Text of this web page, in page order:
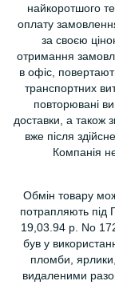
найкоротшого
оплату
за своєю
отримання
в офіс,
транспортних
повторювані
доставки, а також
вже після
Компанія
Обмін товару
потрапляють під
19,03.94 р. No
був у
пломби,
видаленими